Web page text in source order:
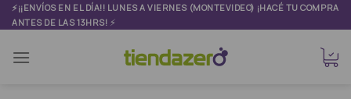
Skip
to
⚡¡¡ENVÍOS EN EL DÍA!! LUNES A VIERNES (MONTEVIDEO) ¡HACÉ TU COMPRA
ANTES DE LAS 13HRS! ⚡